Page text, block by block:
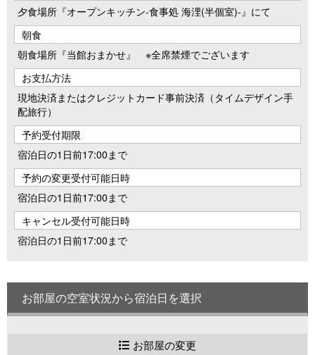
夕食場所『オープンキッチン-食事処 海浬(半個室)-』にて
朝食
朝食場所『当館おまかせ』 ※全席禁煙でございます
お支払方法
現地決済またはクレジットカード事前決済（タイムデザイン手
配旅行）
予約受付期限
宿泊日の1日前17:00まで
予約の変更受付可能日時
宿泊日の1日前17:00まで
キャンセル受付可能日時
宿泊日の1日前17:00まで
お部屋の空室状況から宿泊日を選択
お部屋の変更